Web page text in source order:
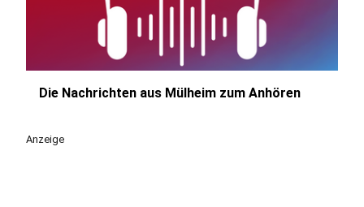
Die Nachrichten aus Mülheim zum Anhören
Anzeige